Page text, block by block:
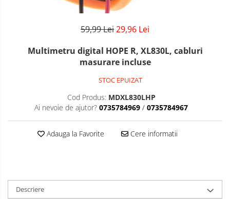
59,99 Lei29,96 Lei
Multimetru digital HOPE R, XL830L, cabluri
masurare incluse
STOC EPUIZAT
Cod Produs: MDXL830LHP
Ai nevoie de ajutor? 0735784969 / 0735784967
Adauga la Favorite Cere informatii
Descriere